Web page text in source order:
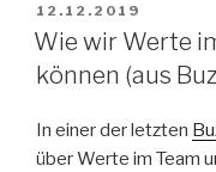
Und
POSTED
ON
12.12.2019
Wie wir Werte
können (aus
In einer der letzten
über Werte im Team